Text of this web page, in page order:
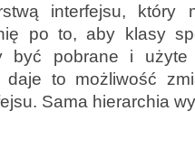
interfejsu, który
po to, aby klasy
być pobrane i użyte
daje to możliwość
Sama hierarchia